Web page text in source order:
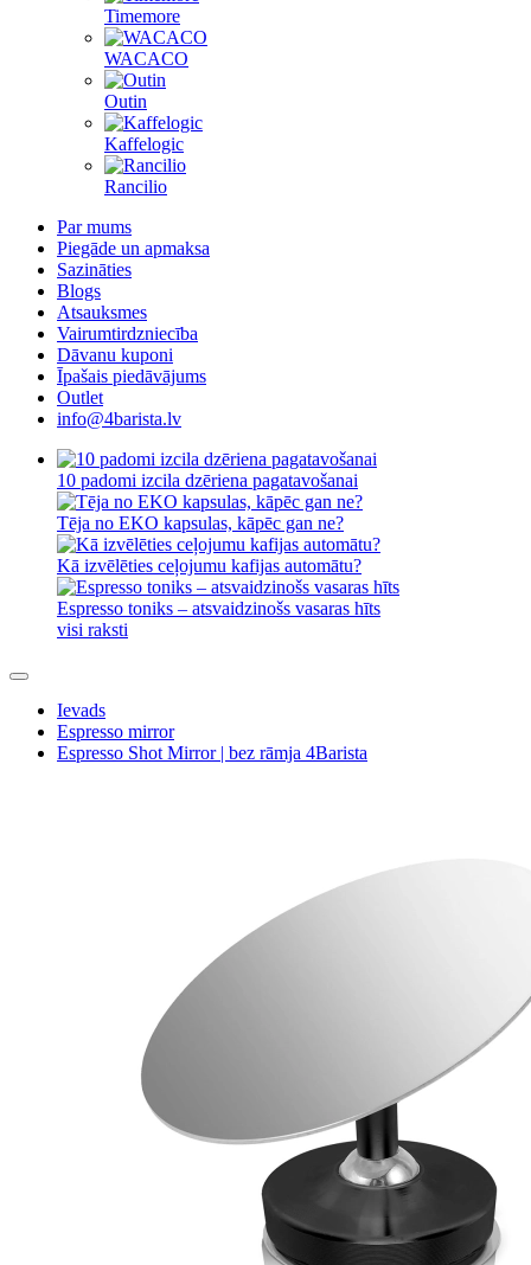
Timemore
WACACO
Outin
Kaffelogic
Rancilio
Par mums
Piegāde un apmaksa
Sazināties
Blogs
Atsauksmes
Vairumtirdzniecība
Dāvanu kuponi
Īpašais piedāvājums
Outlet
info@4barista.lv
10 padomi izcila dzēriena pagatavošanai
Tēja no EKO kapsulas, kāpēc gan ne?
Kā izvēlēties ceļojumu kafijas automātu?
Espresso toniks – atsvaidzinošs vasaras hīts
visi raksti
Ievads
Espresso mirror
Espresso Shot Mirror | bez rāmja 4Barista